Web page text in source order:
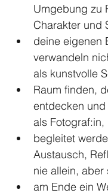
Umgebung zu
Charakter und
deine eigenen
verwandeln
als kunstvolle
Raum finden,
entdecken
als
begleitet
Austausch,
nie allein, aber
am Ende ein